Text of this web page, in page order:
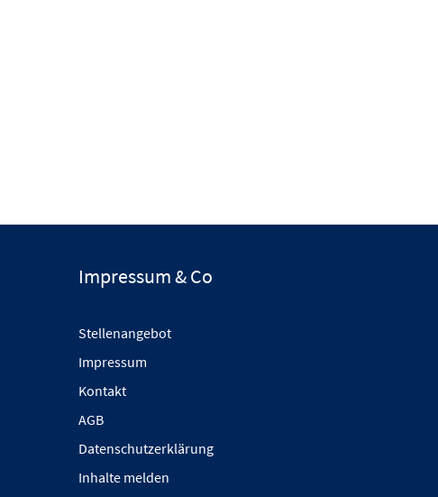
Impressum & Co
Stellenangebot
Impressum
Kontakt
AGB
Datenschutzerklärung
Inhalte melden